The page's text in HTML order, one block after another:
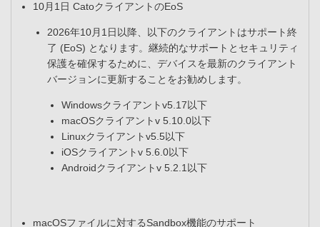
10月1日 CatoクライアントのEoS
2026年10月1日以降、以下のクライアントはサポート終
了 (EoS) となります。継続的なサポートとセキュリティ
保護を確保するために、デバイスを最新のクライアント
バージョンに更新することをお勧めします。​
Windowsクライアントv5.17以下​
macOSクライアントv 5.10.0以下​
Linuxクライアントv5.5以下​
iOSクライアントv 5.6.0以下​
Androidクライアントv 5.2.1以下​
macOSファイルに対するSandbox機能のサポート